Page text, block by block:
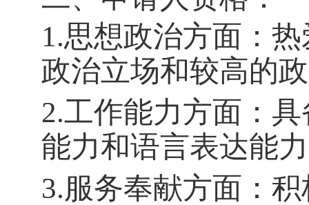
1.思想政治方面：
政治立场和较高的
2.工作能力方面：
能力和语言表达能
3.服务奉献方面：